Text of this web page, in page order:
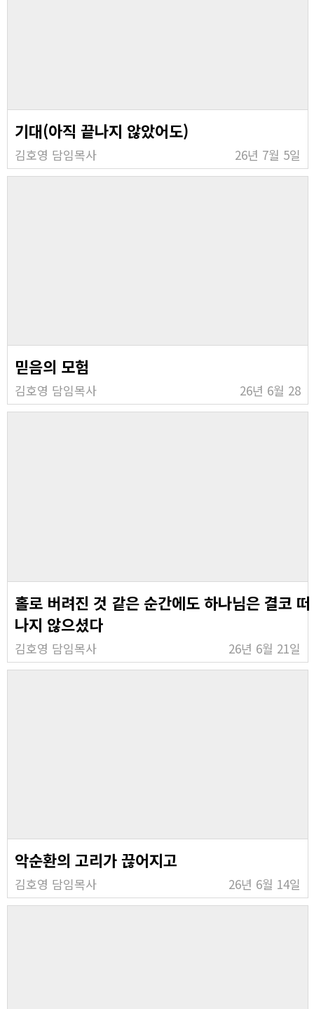
기대(아직 끝나지 않았어도)
김호영 담임목사 26년 7월 5일
믿음의 모험
김호영 담임목사 26년 6월 28
홀로 버려진 것 같은 순간에도 하나님은 결코 떠
나지 않으셨다
김호영 담임목사 26년 6월 21일
악순환의 고리가 끊어지고
김호영 담임목사 26년 6월 14일